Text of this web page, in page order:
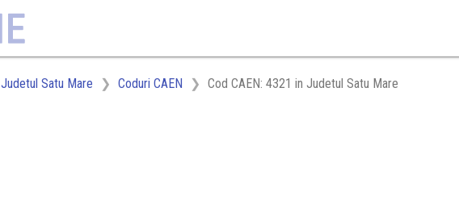
Judetul Satu Mare Coduri CAEN Cod CAEN: 4321 in Judetul Satu Mare